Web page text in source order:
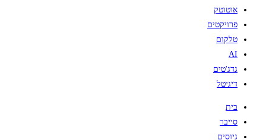
אוטוטק
פרויקטים
טלקום
AI
גדג'טים
דיגיטל
בית
סייבר
גיוסים